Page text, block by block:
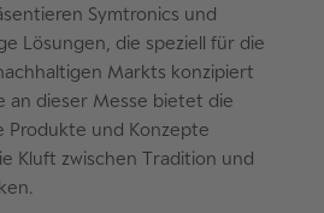
Symtronics und
Lösungen, die speziell für die
Markts konzipiert
an dieser Messe bietet die
Produkte und Konzepte
Kluft zwischen Tradition und